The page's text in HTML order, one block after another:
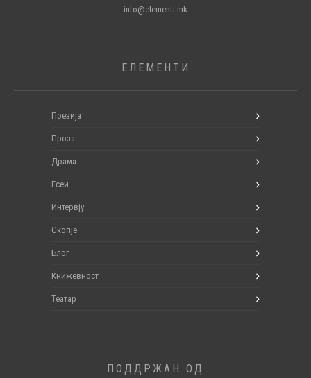
info@elementi.mk
ЕЛЕМЕНТИ
Поезија
Проза
Драма
Есеи
Интервју
Скопје
Блог
Книжевност
Театар
ПОДДРЖАН ОД